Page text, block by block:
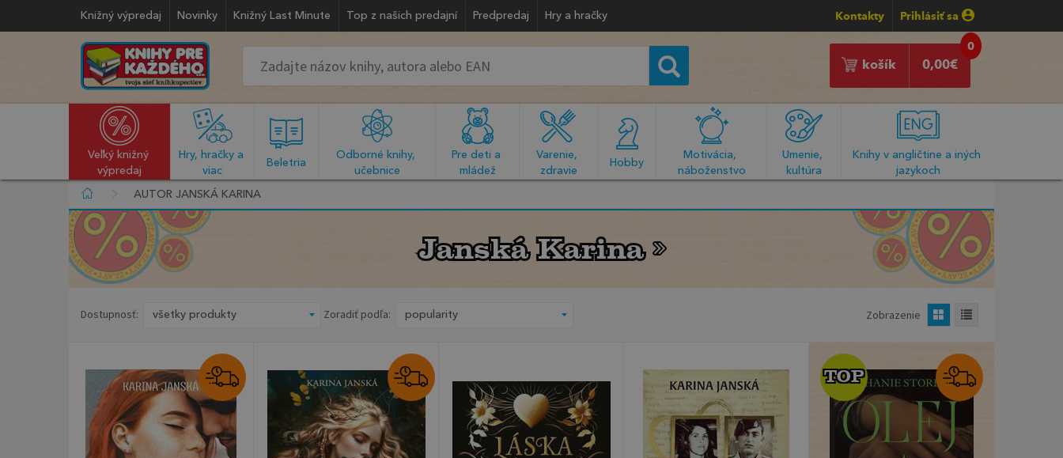
Knižný výpredaj Novinky Knižný Last Minute Top z našich predajní Predpredaj Hry a hračky Kontakty Prihlásiť sa
0
0,00€
košík
Veľký knižný
výpredaj
Hry, hračky a
viac
Beletria
Odborné knihy,
učebnice
Pre deti a
mládež
Varenie,
zdravie
Hobby
Motivácia,
náboženstvo
Umenie,
kultúra
Knihy v angličtine a iných
jazykoch
AUTOR JANSKÁ KARINA
Janská Karina
Janská Karina
Dostupnosť: Zoradiť podľa: Zobrazenie
TOP
TOP